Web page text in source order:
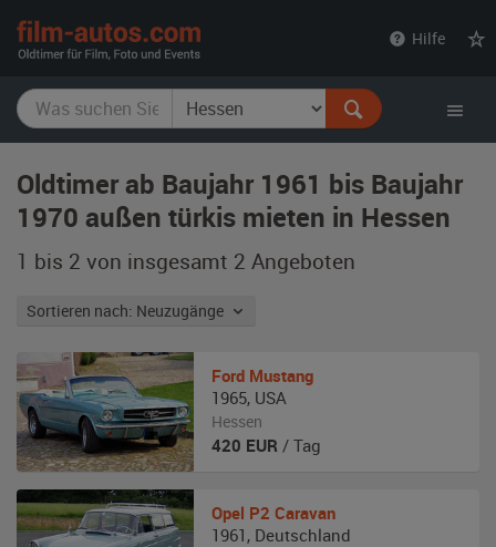
Hilfe
Oldtimer ab Baujahr 1961 bis Baujahr
1970 außen türkis mieten in Hessen
1 bis 2 von insgesamt 2 Angeboten
Sortieren nach: Neuzugänge
Ford Mustang
1965, USA
Hessen
420 EUR / Tag
Opel P2 Caravan
1961 , Deutschland